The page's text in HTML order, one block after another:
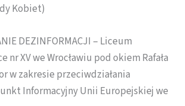
Kobiet)
DEZINFORMACJI – Liceum
nr XV we Wrocławiu pod okiem Rafała
w zakresie przeciwdziałania
Informacyjny Unii Europejskiej we